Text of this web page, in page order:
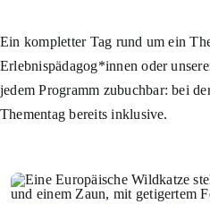
Ein kompletter Tag rund um ein
Erlebnispädagog*innen oder
jedem Programm zubuchbar: bei
Thementag bereits inklusive.